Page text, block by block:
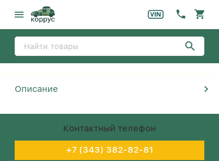
Описание
Контактный телефон
+7 (343) 382-82-81